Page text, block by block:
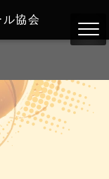
協会